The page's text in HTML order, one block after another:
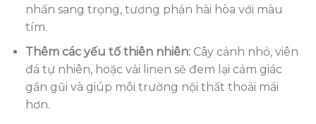
nhấn sang trọng, tương phản hài hòa với màu
tím.
Thêm các yếu tố thiên nhiên:Cây cảnh nhỏ, viên
đá tự nhiên, hoặc vải linen sẽ đem lại cảm giác
gần gũi và giúp môi trường nội thất thoải mái
hơn.